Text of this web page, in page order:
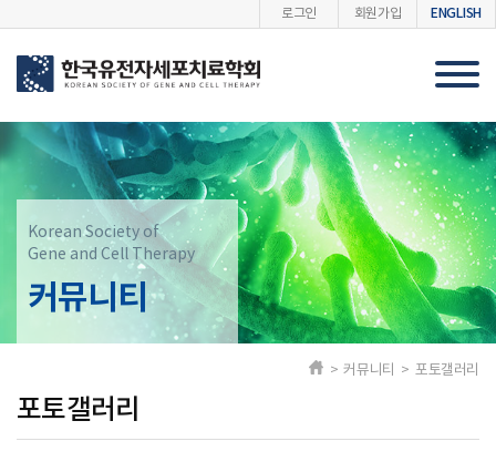
로그인 회원가입 ENGLISH
Korean Society of
Gene and Cell Therapy
커뮤니티
포토갤러리
> 커뮤니티 > 포토갤러리